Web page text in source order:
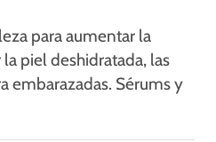
para aumentar la
piel deshidratada, las
embarazadas. Sérums y